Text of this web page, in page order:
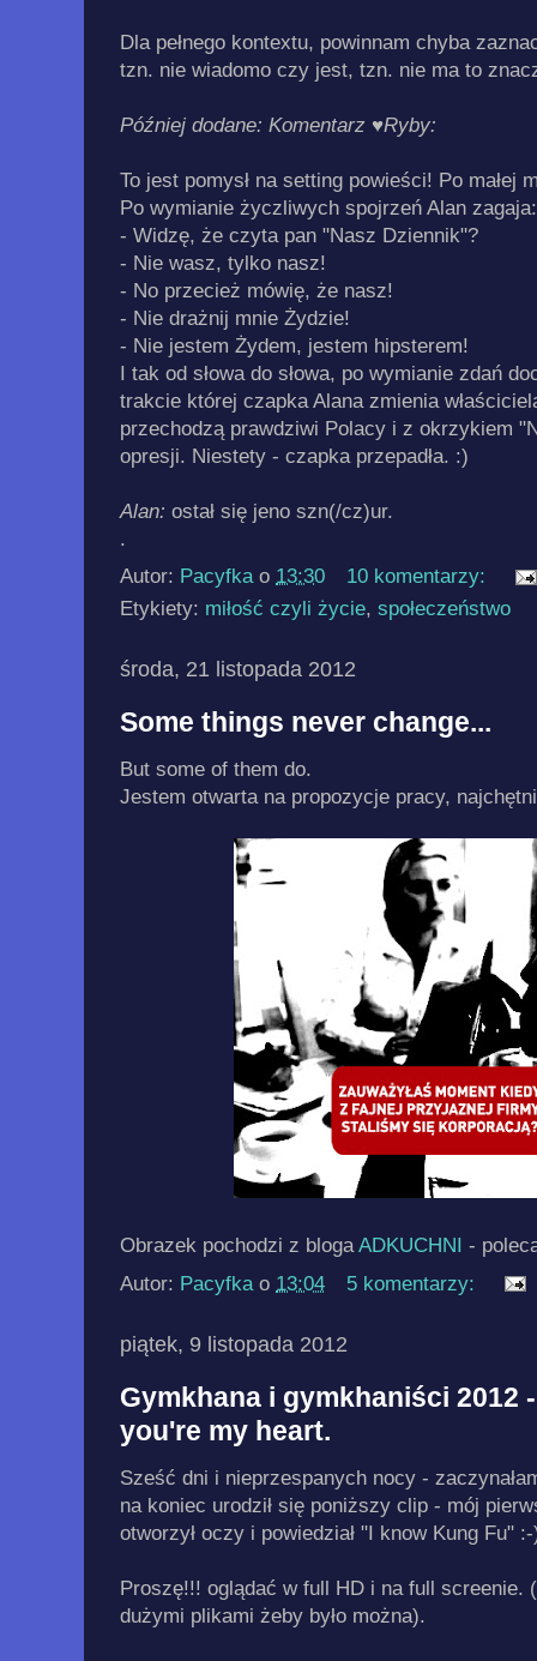
Dla pełnego kontextu, powinnam chyba
tzn. nie wiadomo czy jest, tzn. nie ma to
Później dodane: Komentarz ♥Ryby:
To jest pomysł na setting powieści! Po małej
Po wymianie życzliwych spojrzeń Alan zagaja:
- Widzę, że czyta pan "Nasz Dziennik"?
- Nie wasz, tylko nasz!
- No przecież mówię, że nasz!
- Nie drażnij mnie Żydzie!
- Nie jestem Żydem, jestem hipsterem!
I tak od słowa do słowa, po wymianie zdań
trakcie której czapka Alana zmienia
przechodzą prawdziwi Polacy i z okrzykiem
opresji. Niestety - czapka przepadła. :)
Alan: ostał się jeno szn(/cz)ur.
.
Autor: Pacyfka o 13:30
10 komentarzy:
Etykiety: miłość czyli życie, społeczeństwo
środa, 21 listopada 2012
Some things never change...
But some of them do.
Jestem otwarta na propozycje pracy,
Obrazek pochodzi z blogaADKUCHNI -
Autor: Pacyfka o 13:04 5 komentarzy:
piątek, 9 listopada 2012
Gymkhana i gymkhaniści 2012
you're my heart.
Sześć dni i nieprzespanych nocy -
na koniec urodził się poniższy clip - mój
otworzył oczy i powiedział "I know Kung Fu"
Proszę!!! oglądać w full HD i na full screenie.
dużymi plikami żeby było można).